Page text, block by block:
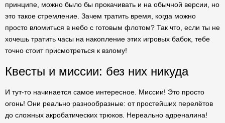
принципе, можно было бы прокачивать и на обычной версии, но
это такое стремление. Зачем тратить время, когда можно
просто вломиться в небо с готовым флотом? Так что, если ты не
хочешь тратить часы на накопление этих игровых бабок, тебе
точно стоит присмотреться к взлому!
Квесты и миссии: без них никуда
И тут-то начинается самое интересное. Миссии! Это просто
огонь! Они реально разнообразные: от простейших перелётов
до сложных акробатических трюков. Нереально адреналина!